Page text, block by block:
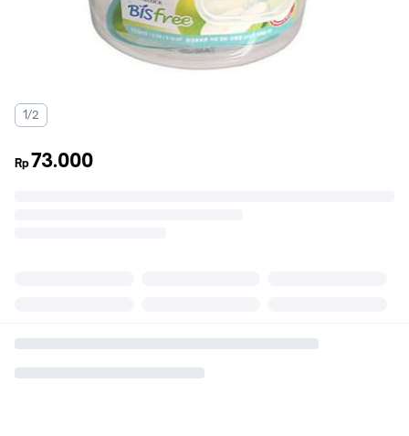
1/2
Rp73.000